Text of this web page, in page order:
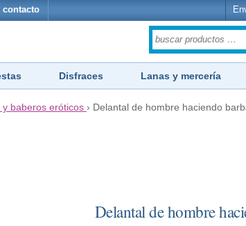
contacto
Disfraces Lanas y mercería
y baberos eróticos › Delantal de hombre haciendo
Delantal de hombre